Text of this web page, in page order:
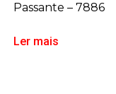
Passante – 7886
Ler mais